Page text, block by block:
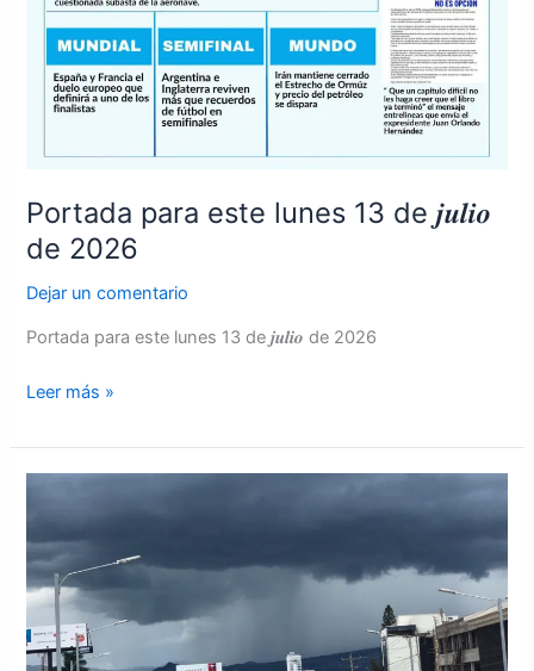
Portada para este lunes 13 de 𝒋𝒖𝒍𝒊𝒐
de 2026
Dejar un comentario
Portada para este lunes 13 de 𝒋𝒖𝒍𝒊𝒐 de 2026
Leer más »
provocarán
lluvias
en
gran
parte